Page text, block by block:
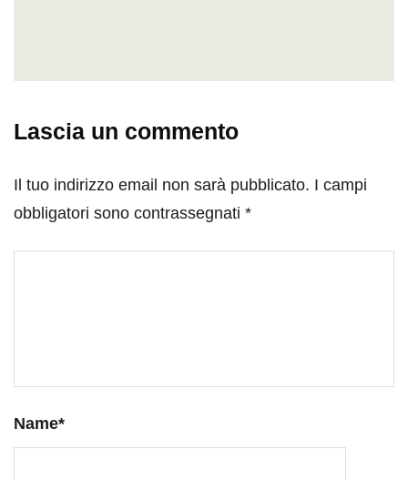
Lascia un commento
Il tuo indirizzo email non sarà pubblicato. I campi
obbligatori sono contrassegnati *
Name*